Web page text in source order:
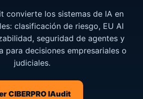
convierte los sistemas de IA en
clasificación de riesgo, EU AI
seguridad de agentes y
para decisiones empresariales o
judiciales.
CIBERPRO IAudit